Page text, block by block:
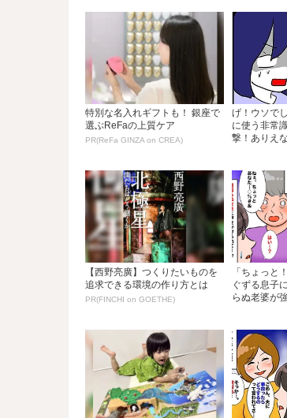
特別な名入れギフトも！ 銀座で
選ぶReFaの上質ケア
PR(ReFa GINZA on CREA)
げ！ウソで
に使う非常
撃！ありえ
【西野亮廣】つくりたいものを
追求できる環境の作り方とは
PR(FINCHI on GOETHE)
「ちょっと
ぐずる息子
らぬ老婆が